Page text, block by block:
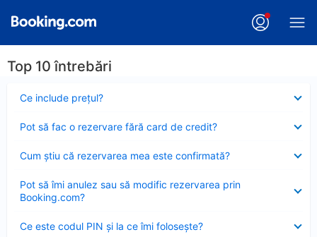
Top 10 întrebări
Ce include preţul?
închis
Pot să fac o rezervare fără card de credit?
închis
Cum ştiu că rezervarea mea este confirmată?
închis
Pot să îmi anulez sau să modific rezervarea prin
Booking.com?
închis
Ce este codul PIN şi la ce îmi foloseşte?
închis